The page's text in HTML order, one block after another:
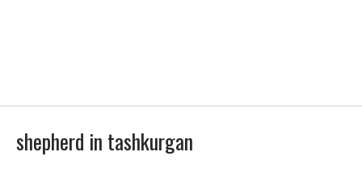
shepherd in tashkurgan